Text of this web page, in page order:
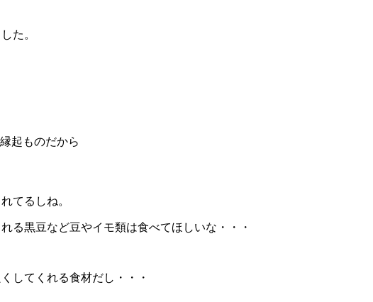
た。
起ものだから
てるしね。
る黒豆など豆やイモ類は食べてほしいな・・・
してくれる食材だし・・・